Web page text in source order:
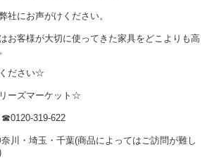
社にお声がけください。
お客様が大切に使ってきた家具をどこよりも高
ださい☆
ーズマーケット☆
319-622
川・埼玉・千葉(商品によってはご訪問が難し